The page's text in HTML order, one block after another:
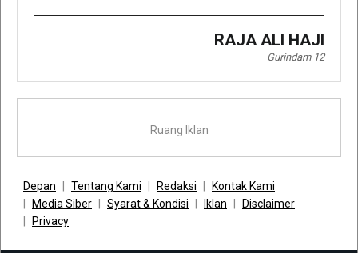
RAJA ALI HAJI
Gurindam 12
Ruang Iklan
Depan Tentang Kami Redaksi
Kontak Kami
Media Siber
Syarat & Kondisi Iklan
Disclaimer
Privacy